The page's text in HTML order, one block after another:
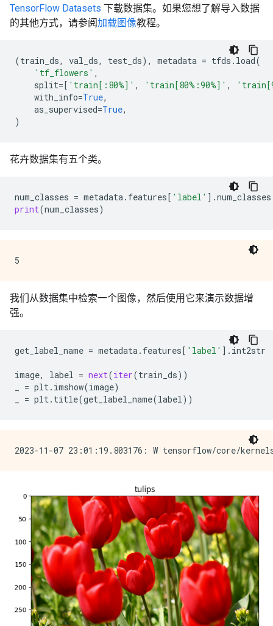
TensorFlow Datasets 下载数据集。如果您想了解导入数据
的其他方式，请参阅加载图像教程。
(train_ds, val_ds, test_ds), metadata = tfds . load(
'tf_flowers' ,
split=[ 'train[:80%]' , 'train[80%:90%]' ,
with_info=True,
as_supervised=True,
)
花卉数据集有五个类。
num_classes = metadata. features[ 'label' ] .num_classes
print(num_classes)
我们从数据集中检索一个图像，然后使用它来演示数据增
强。
get_label_name = metadata. features[ 'label' ] . int2str
image, label = next(iter(train_ds))
= plt. imshow(image)
= plt. title(get_label_name(label))